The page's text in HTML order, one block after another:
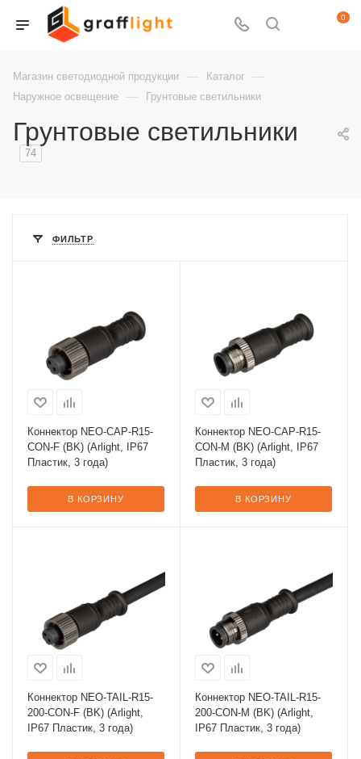
0
Магазин светодиодной продукции — Каталог —
Наружное освещение — Грунтовые светильники
Грунтовые светильники
74
ФИЛЬТР
Коннектор NEO-CAP-R15-
CON-F (BK) (Arlight, IP67
Пластик, 3 года)
В КОРЗИНУ
Коннектор NEO-CAP-R15-
CON-M (BK) (Arlight, IP67
Пластик, 3 года)
В КОРЗИНУ
Коннектор NEO-TAIL-R15-
200-CON-F (BK) (Arlight,
IP67 Пластик, 3 года)
Коннектор NEO-TAIL-R15-
200-CON-M (BK) (Arlight,
IP67 Пластик, 3 года)